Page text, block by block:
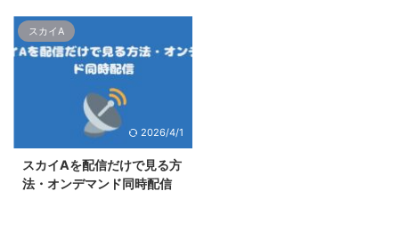
スカイA
2026/4/1
スカイAを配信だけで見る方
法・オンデマンド同時配信